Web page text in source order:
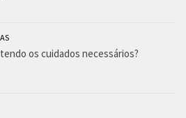
os cuidados necessários?